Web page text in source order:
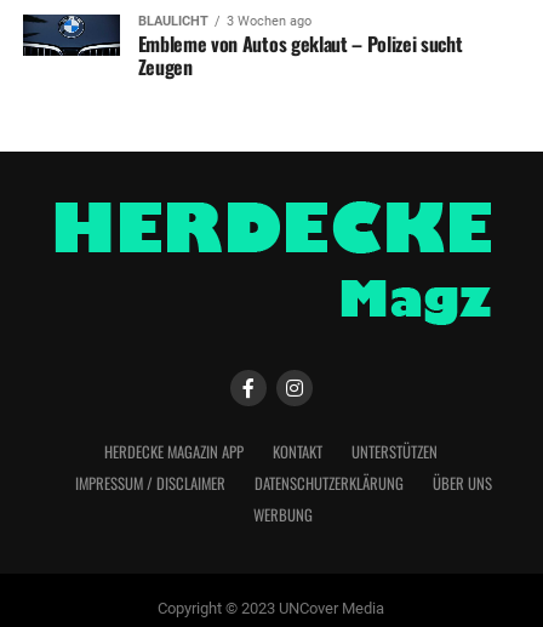
BLAULICHT 3 Wochen ago
Embleme von Autos geklaut – Polizei sucht
Zeugen
HERDECKE MAGAZIN APP KONTAKT
UNTERSTÜTZEN
IMPRESSUM / DISCLAIMER
DATENSCHUTZERKLÄRUNG
ÜBER UNS
WERBUNG
Copyright © 2023 UNCover Media